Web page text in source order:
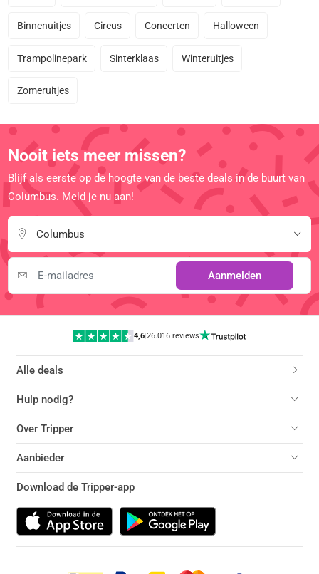
Binnenuitjes Circus Concerten Halloween
Trampolinepark Sinterklaas Winteruitjes
Zomeruitjes
Nooit iets meer missen?
Blijf als eerste op de hoogte van de beste deals in de buurt van
Columbus. Meld je nu aan!
Columbus
Aanmelden
4,6 |26.016 reviews
Alle deals
Hulp nodig?
Over Tripper
Aanbieder
Download de Tripper-app